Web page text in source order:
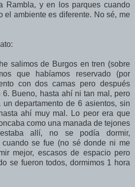
Rambla, y en los parques cuando
el ambiente es diferente. No sé, me
salimos de Burgos en tren (sobre
que habíamos reservado (por
con dos camas pero después
Bueno, hasta ahí ni tan mal, pero
departamento de 6 asientos, sin
ahí muy mal. Lo peor era que
como una manada de tejones
allí, no se podía dormir,
cuando se fue (no sé donde ni me
mejor, escasos de espacio pero
se fueron todos, dormimos 1 hora